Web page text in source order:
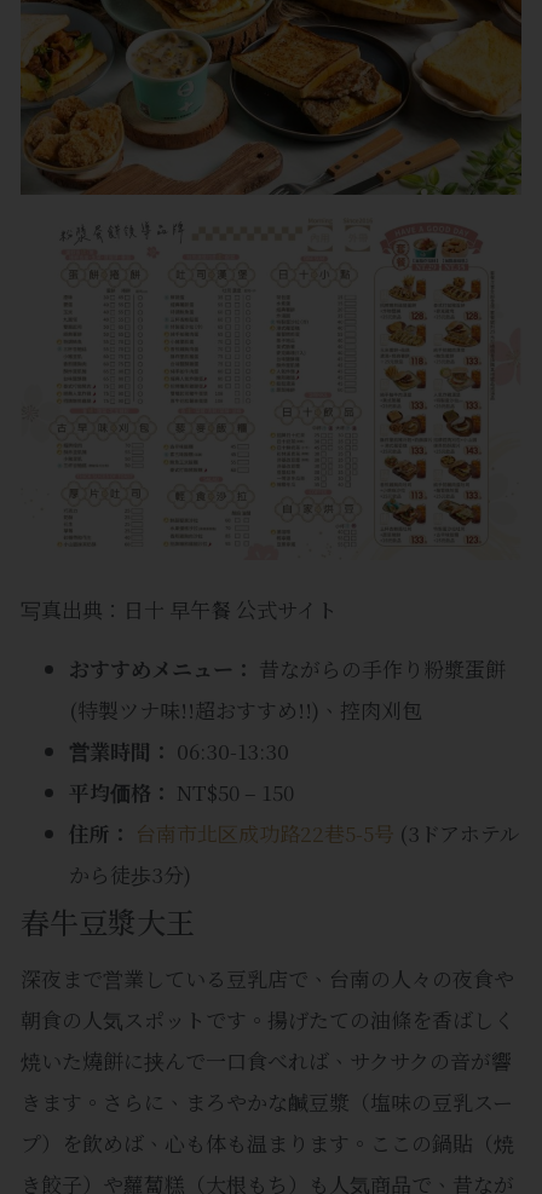
写真出典：日十 早午餐 公式サイト
おすすめメニュー： 昔ながらの手作り粉漿蛋餅
(特製ツナ味!!超おすすめ!!)、控肉刈包
営業時間： 06:30-13:30
平均価格： NT$50 – 150
住所： 台南市北区成功路22巷5-5号 (3ドアホテル
から徒歩3分)
春牛豆漿大王
深夜まで営業している豆乳店で、台南の人々の夜食や
朝食の人気スポットです。揚げたての油條を香ばしく
焼いた燒餅に挟んで一口食べれば、サクサクの音が響
きます。さらに、まろやかな鹹豆漿（塩味の豆乳スー
プ）を飲めば、心も体も温まります。ここの鍋貼（焼
き餃子）や蘿蔔糕（大根もち）も人気商品で、昔なが